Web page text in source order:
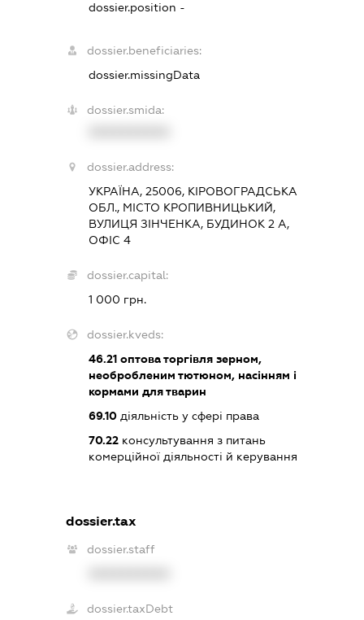
dossier.position -
dossier.beneficiaries:
dossier.missingData
dossier.smida:
dossier.address:
УКРАЇНА, 25006, КІРОВОГРАДСЬКА
ОБЛ., МІСТО КРОПИВНИЦЬКИЙ,
ВУЛИЦЯ ЗІНЧЕНКА, БУДИНОК 2 А,
ОФІС 4
dossier.capital:
1 000 грн.
dossier.kveds:
46.21оптова торгівля зерном,
необробленим тютюном, насінням і
кормами для тварин
69.10діяльність у сфері права
70.22консультування з питань
комерційної діяльності й керування
dossier.tax
dossier.staff
dossier.taxDebt